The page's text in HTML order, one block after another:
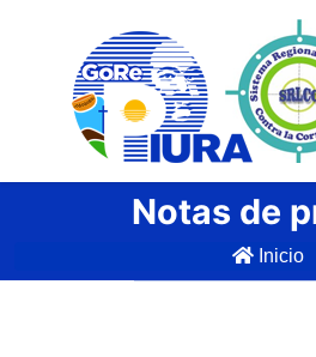
Notas de
Inicio